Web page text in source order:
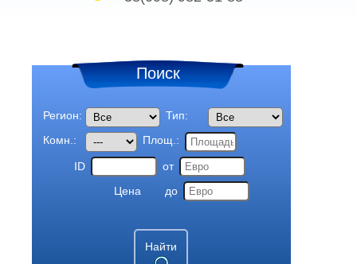
Поиск
Регион:
Тип:
Комн.:
Площ.:
ID
от
Цена
до
Найти